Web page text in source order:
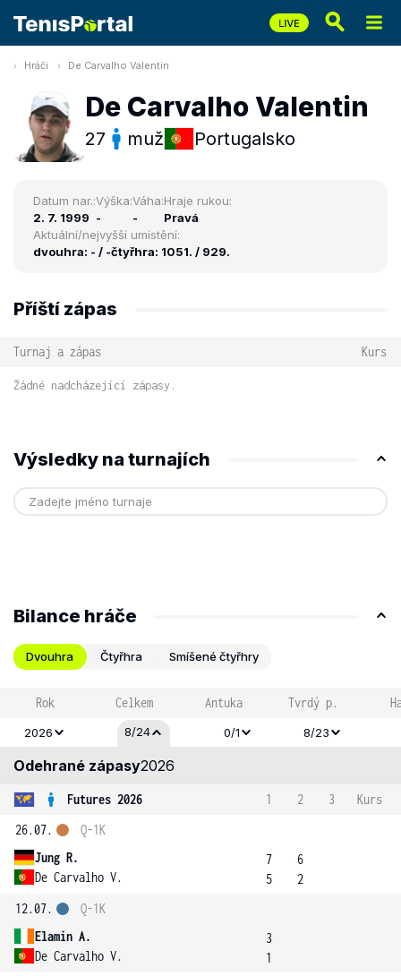
Hráči De Carvalho Valentin
De Carvalho Valentin
27 muž Portugalsko
Datum nar.:
2. 7. 1999
Výška:
-
Váha:
-
Hraje rukou:
Pravá
Aktuální/nejvyšší umístění:
dvouhra: - / -čtyřhra: 1051. / 929.
Příští zápas
Turnaj a zápas Kurs
Žádné nadcházející zápasy.
Výsledky na turnajích
Bilance hráče
Dvouhra Čtyřhra Smíšené čtyřhry
Rok Celkem Antuka Tvrdý p.
2026 8/24 0/1 8/23
Odehrané zápasy2026
Futures 2026 1 2 3
Kurs
26.07.
Jung R.
De Carvalho V.
Q-1K
7
5
6
2
12.07.
Elamin A.
De Carvalho V.
Q-1K
3
1